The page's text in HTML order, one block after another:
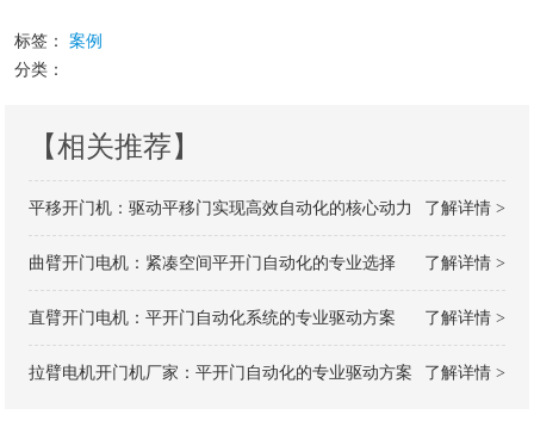
标签： 案例
分类：
【相关推荐】
了解详情 >
平移开门机：驱动平移门实现高效自动化的核心动力
了解详情 >
曲臂开门电机：紧凑空间平开门自动化的专业选择
了解详情 >
直臂开门电机：平开门自动化系统的专业驱动方案
了解详情 >
拉臂电机开门机厂家：平开门自动化的专业驱动方案